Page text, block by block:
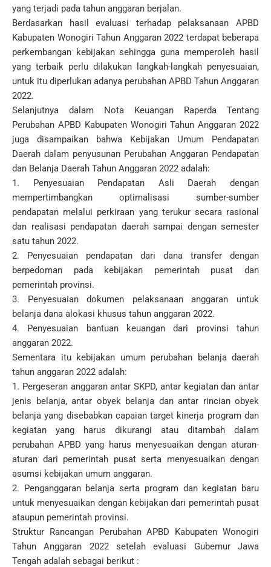
yang terjadi pada tahun anggaran berjalan.
Berdasarkan hasil evaluasi terhadap pelaksanaan APBD
Kabupaten Wonogiri Tahun Anggaran 2022 terdapat beberapa
perkembangan kebijakan sehingga guna memperoleh hasil
yang terbaik perlu dilakukan langkah-langkah penyesuaian,
untuk itu diperlukan adanya perubahan APBD Tahun Anggaran
2022.
Selanjutnya dalam Nota Keuangan Raperda Tentang
Perubahan APBD Kabupaten Wonogiri Tahun Anggaran 2022
juga disampaikan bahwa Kebijakan Umum Pendapatan
Daerah dalam penyusunan Perubahan Anggaran Pendapatan
dan Belanja Daerah Tahun Anggaran 2022 adalah:
1. Penyesuaian Pendapatan Asli Daerah dengan
mempertimbangkan optimalisasi sumber-sumber
pendapatan melalui perkiraan yang terukur secara rasional
dan realisasi pendapatan daerah sampai dengan semester
satu tahun 2022.
2. Penyesuaian pendapatan dari dana transfer dengan
berpedoman pada kebijakan pemerintah pusat dan
pemerintah provinsi.
3. Penyesuaian dokumen pelaksanaan anggaran untuk
belanja dana alokasi khusus tahun anggaran 2022.
4. Penyesuaian bantuan keuangan dari provinsi tahun
anggaran 2022.
Sementara itu kebijakan umum perubahan belanja daerah
tahun anggaran 2022 adalah:
1. Pergeseran anggaran antar SKPD, antar kegiatan dan antar
jenis belanja, antar obyek belanja dan antar rincian obyek
belanja yang disebabkan capaian target kinerja program dan
kegiatan yang harus dikurangi atau ditambah dalam
perubahan APBD yang harus menyesuaikan dengan aturan-
aturan dari pemerintah pusat serta menyesuaikan dengan
asumsi kebijakan umum anggaran.
2. Penganggaran belanja serta program dan kegiatan baru
untuk menyesuaikan dengan kebijakan dari pemerintah pusat
ataupun pemerintah provinsi.
Struktur Rancangan Perubahan APBD Kabupaten Wonogiri
Tahun Anggaran 2022 setelah evaluasi Gubernur Jawa
Tengah adalah sebagai berikut :